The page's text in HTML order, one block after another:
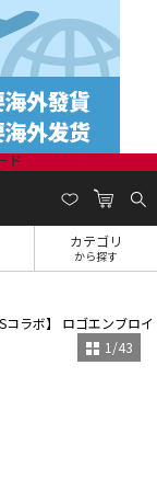
カテゴリ
から探す
1 /43